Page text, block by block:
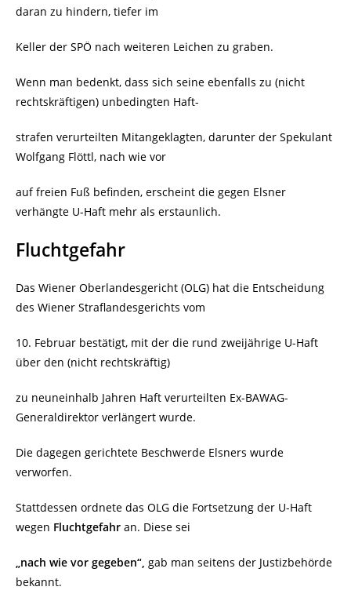
daran zu hindern, tiefer im
Keller der SPÖ nach weiteren Leichen zu graben.
Wenn man bedenkt, dass sich seine ebenfalls zu (nicht
rechtskräftigen) unbedingten Haft-
strafen verurteilten Mitangeklagten, darunter der Spekulant
Wolfgang Flöttl, nach wie vor
auf freien Fuß befinden, erscheint die gegen Elsner
verhängte U-Haft mehr als erstaunlich.
Fluchtgefahr
Das Wiener Oberlandesgericht (OLG) hat die Entscheidung
des Wiener Straflandesgerichts vom
10. Februar bestätigt, mit der die rund zweijährige U-Haft
über den (nicht rechtskräftig)
zu neuneinhalb Jahren Haft verurteilten Ex-BAWAG-
Generaldirektor verlängert wurde.
Die dagegen gerichtete Beschwerde Elsners wurde
verworfen.
Stattdessen ordnete das OLG die Fortsetzung der U-Haft
wegen Fluchtgefahr an. Diese sei
„nach wie vor gegeben“, gab man seitens der Justizbehörde
bekannt.